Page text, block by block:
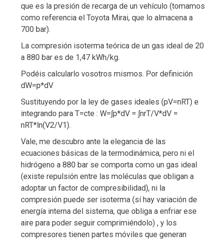
que es la presión de recarga de un vehículo (tomamos
como referencia el Toyota Mirai, que lo almacena a
700 bar).
La compresión isoterma teórica de un gas ideal de 20
a 880 bar es de 1,47 kWh/kg.
Podéis calcularlo vosotros mismos. Por definición
dW=p*dV
Sustituyendo por la ley de gases ideales (pV=nRT) e
integrando para T=cte : W=∫p*dV = ∫nrT/V*dV =
nRT*ln(V2/V1).
Vale, me descubro ante la elegancia de las
ecuaciones básicas de la termodinámica, pero ni el
hidrógeno a 880 bar se comporta como un gas ideal
(existe repulsión entre las moléculas que obligan a
adoptar un factor de compresibilidad), ni la
compresión puede ser isoterma (sí hay variación de
energía interna del sistema, que obliga a enfriar ese
aire para poder seguir comprimiéndolo) , y los
compresores tienen partes móviles que generan